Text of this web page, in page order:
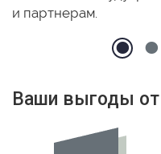
и партнерам.
Ваши выгоды